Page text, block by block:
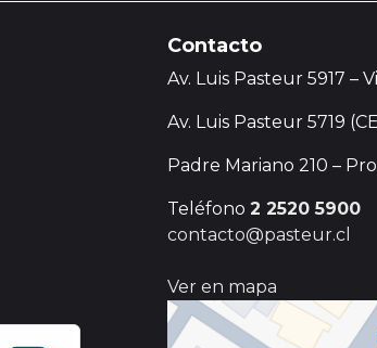
Contacto
Av. Luis Pasteur 5917 –
Av. Luis Pasteur 5719
Padre Mariano 210 –
Teléfono 2 2520 5900
contacto@pasteur.cl
Ver en mapa